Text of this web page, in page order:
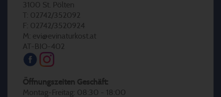
3100 St. Pölten
T: 02742/352092
F: 02742/3520924
M: evi@evinaturkost.at
AT-BIO-402
Öffnungszeiten Geschäft:
Montag-Freitag: 08:30 - 18:00